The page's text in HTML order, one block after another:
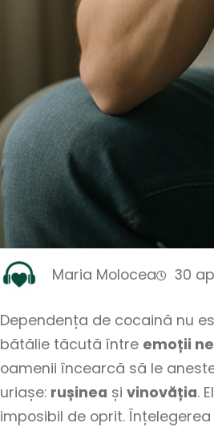
Maria Molocea 30
Dependența de cocaină nu
bătălie tăcută între emoții
oamenii încearcă să le
uriașe: rușinea și vinovăția.
imposibil de oprit.